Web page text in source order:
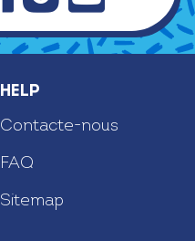
Help
Contacte-nous
FAQ
Sitemap